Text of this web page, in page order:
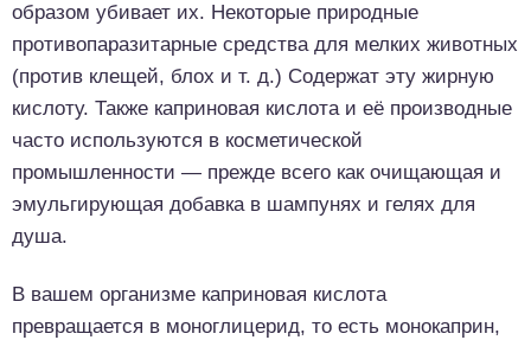
образом убивает их. Некоторые природные
противопаразитарные средства для мелких животных
(против клещей, блох и т. д.) Содержат эту жирную
кислоту. Также каприновая кислота и её производные
часто используются в косметической
промышленности — прежде всего как очищающая и
эмульгирующая добавка в шампунях и гелях для
душа.
В вашем организме каприновая кислота
превращается в моноглицерид, то есть монокаприн,